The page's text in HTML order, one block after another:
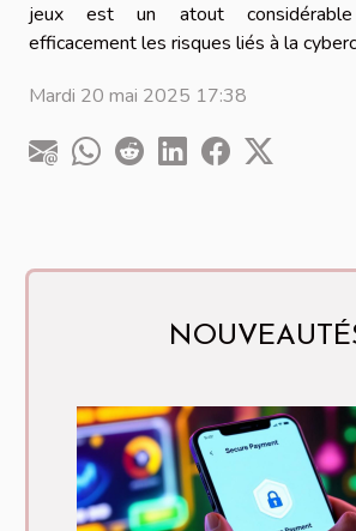
jeux est un atout
efficacement les risques liés à la
Mardi 20 mai 2025 17:38